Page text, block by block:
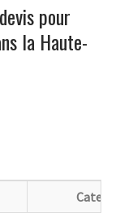
pour
la Haute-
Categorie